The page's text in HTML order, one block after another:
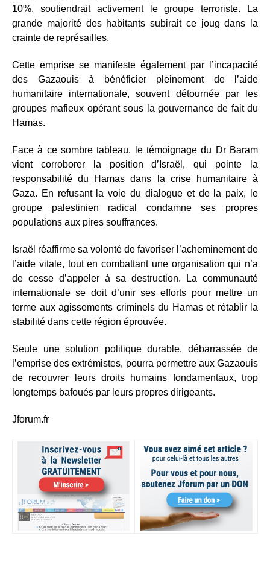
10%, soutiendrait activement le groupe terroriste. La
grande majorité des habitants subirait ce joug dans la
crainte de représailles.
Cette emprise se manifeste également par l’incapacité
des Gazaouis à bénéficier pleinement de l’aide
humanitaire internationale, souvent détournée par les
groupes mafieux opérant sous la gouvernance de fait du
Hamas.
Face à ce sombre tableau, le témoignage du Dr Baram
vient corroborer la position d’Israël, qui pointe la
responsabilité du Hamas dans la crise humanitaire à
Gaza. En refusant la voie du dialogue et de la paix, le
groupe palestinien radical condamne ses propres
populations aux pires souffrances.
Israël réaffirme sa volonté de favoriser l’acheminement de
l’aide vitale, tout en combattant une organisation qui n’a
de cesse d’appeler à sa destruction. La communauté
internationale se doit d’unir ses efforts pour mettre un
terme aux agissements criminels du Hamas et rétablir la
stabilité dans cette région éprouvée.
Seule une solution politique durable, débarrassée de
l’emprise des extrémistes, pourra permettre aux Gazaouis
de recouvrer leurs droits humains fondamentaux, trop
longtemps bafoués par leurs propres dirigeants.
Jforum.fr